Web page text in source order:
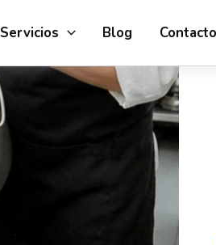
Servicios Blog Contacto